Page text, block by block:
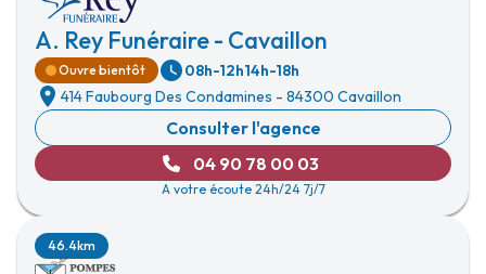
A. Rey Funéraire - Cavaillon
Ouvre bientôt 08h-12h14h-18h
414 Faubourg Des Condamines - 84300 Cavaillon
Consulter l'agence
04 90 78 00 03
A votre écoute 24h/24 7j/7
46.4km